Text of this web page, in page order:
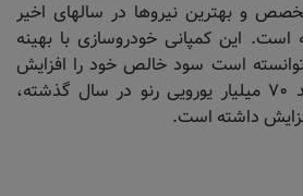
و بهترین نیروها در سالهای اخیر
این کمپانی خودروسازی با بهینه
است سود خالص خود را افزایش
دهد. به طوری که درآمد ۷۰ میلیار یورویی رنو در سال گذشته،